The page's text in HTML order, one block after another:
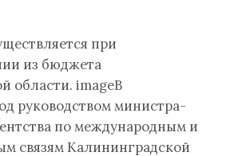
при
из бюджета
области. imageВ
руководством министра-
по международным и
связям Калининградской